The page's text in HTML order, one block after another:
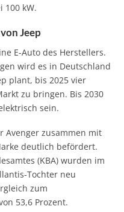
100 kW.
Jeep
E-Auto des Herstellers.
wird es in Deutschland
plant, bis 2025 vier
zu bringen. Bis 2030
sein.
Avenger zusammen mit
deutlich befördert.
(KBA) wurden im
Tochter neu
zum
53,6 Prozent.